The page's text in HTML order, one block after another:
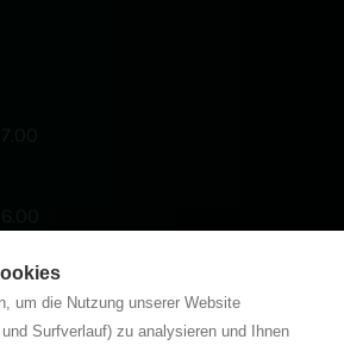
um die Nutzung unserer Website
Surfverlauf) zu analysieren und Ihnen